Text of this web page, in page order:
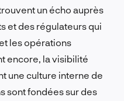
un écho auprès
et des régulateurs qui
les opérations
encore, la visibilité
une culture interne de
sont fondées sur des